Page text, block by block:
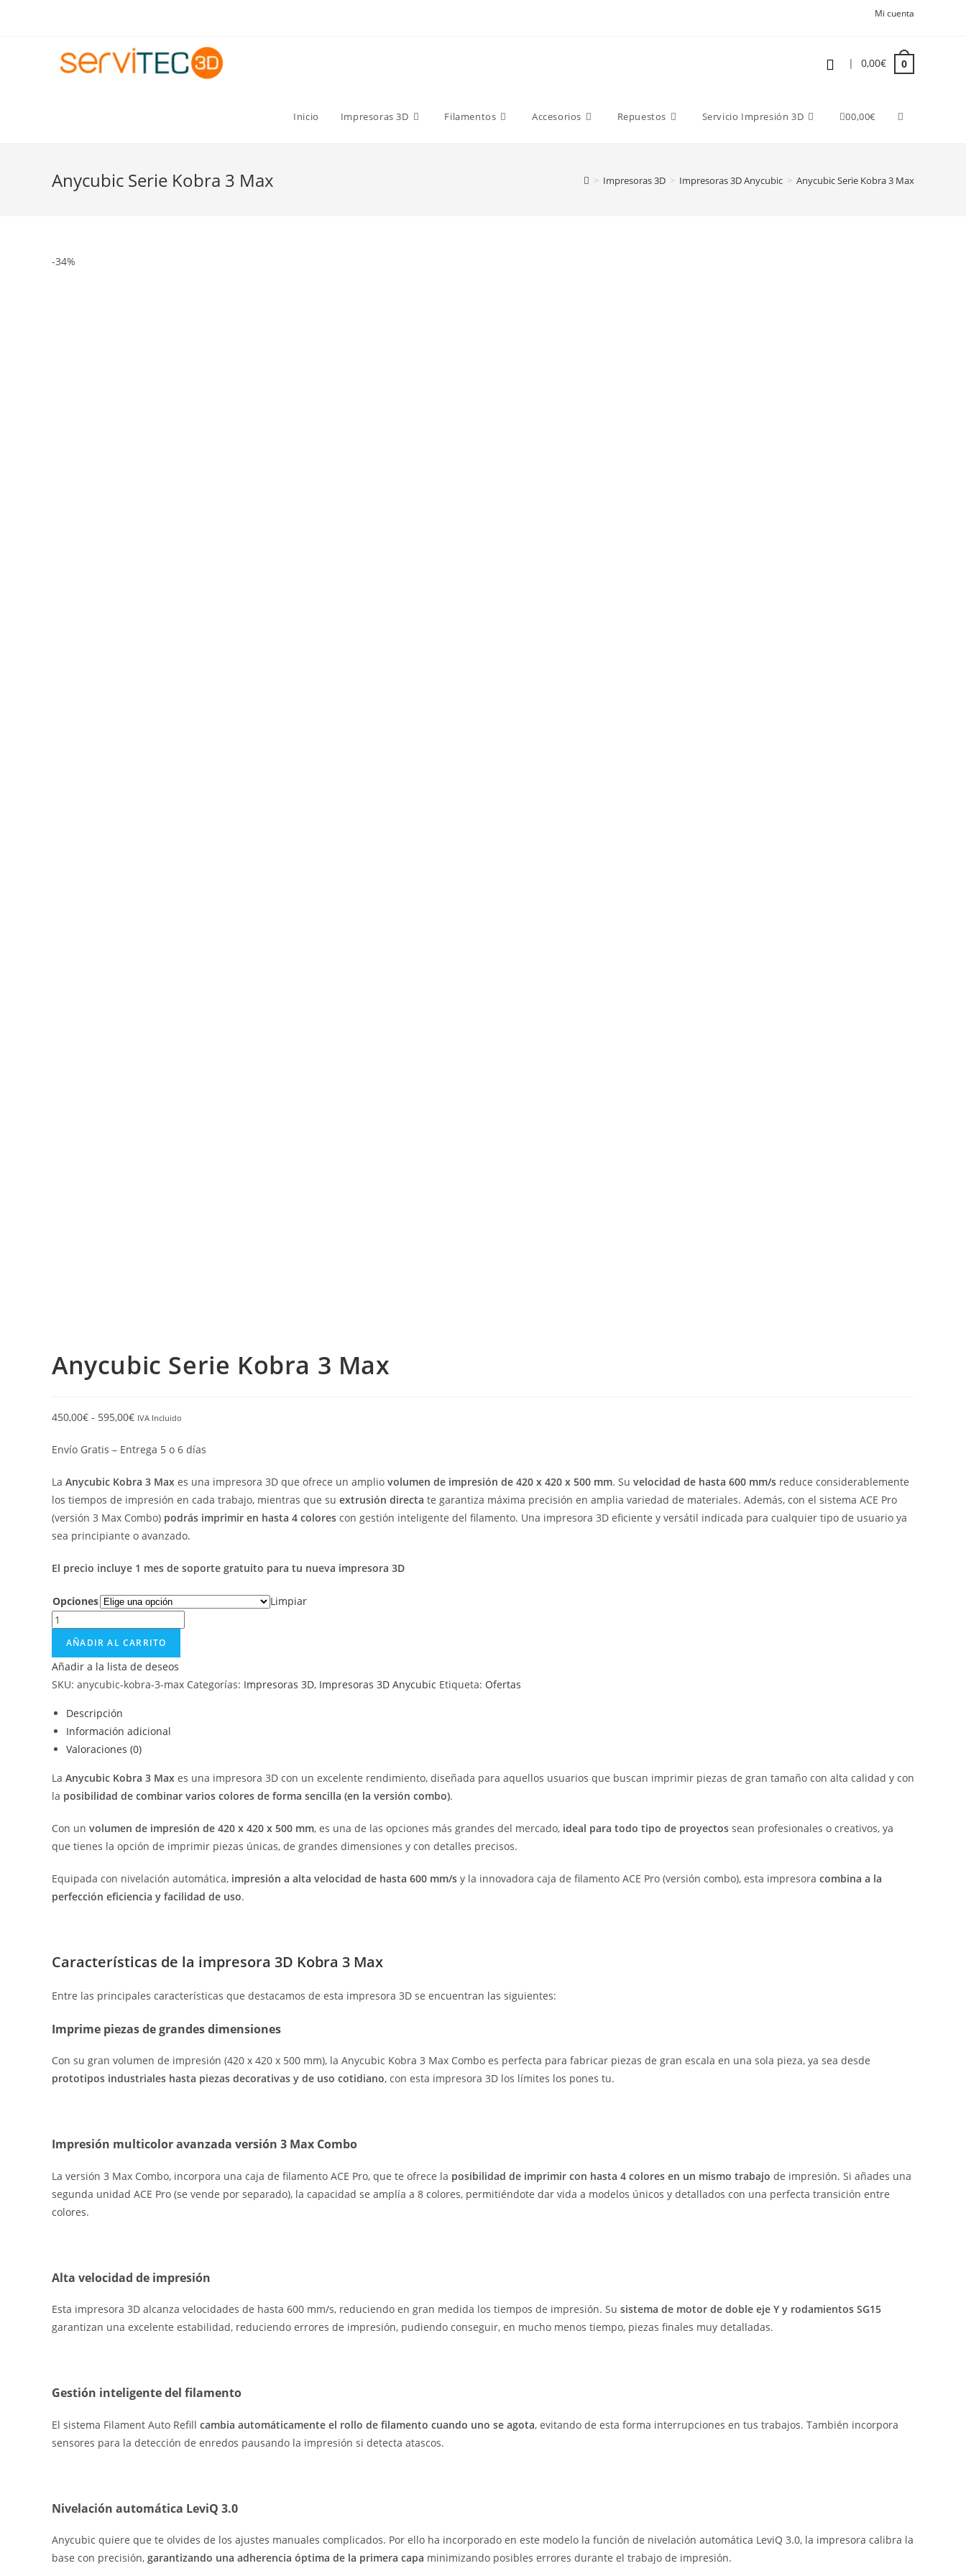
Mi cuenta
| 0,00€ 0
Inicio Impresoras 3D Filamentos Accesorios Repuestos Servicio Impresión 3D 00,00€
Anycubic Serie Kobra 3 Max > Impresoras 3D > Impresoras 3D Anycubic > Anycubic Serie Kobra 3 Max
-34%
Anycubic Serie Kobra 3 Max
450,00€ - 595,00€ IVA Incluido
Envío Gratis – Entrega 5 o 6 días
La Anycubic Kobra 3 Max es una impresora 3D que ofrece un amplio volumen de impresión de 420 x 420 x 500 mm. Su velocidad de hasta 600 mm/s reduce considerablemente
los tiempos de impresión en cada trabajo, mientras que su extrusión directa te garantiza máxima precisión en amplia variedad de materiales. Además, con el sistema ACE Pro
(versión 3 Max Combo) podrás imprimir en hasta 4 colores con gestión inteligente del filamento. Una impresora 3D eficiente y versátil indicada para cualquier tipo de usuario ya
sea principiante o avanzado.
El precio incluye 1 mes de soporte gratuito para tu nueva impresora 3D
Opciones Limpiar
AÑADIR AL CARRITO
Añadir a la lista de deseos
SKU: anycubic-kobra-3-max Categorías: Impresoras 3D, Impresoras 3D Anycubic Etiqueta: Ofertas
Descripción
Información adicional
Valoraciones (0)
La Anycubic Kobra 3 Max es una impresora 3D con un excelente rendimiento, diseñada para aquellos usuarios que buscan imprimir piezas de gran tamaño con alta calidad y con
la posibilidad de combinar varios colores de forma sencilla (en la versión combo).
Con un volumen de impresión de 420 x 420 x 500 mm, es una de las opciones más grandes del mercado, ideal para todo tipo de proyectos sean profesionales o creativos, ya
que tienes la opción de imprimir piezas únicas, de grandes dimensiones y con detalles precisos.
Equipada con nivelación automática, impresión a alta velocidad de hasta 600 mm/s y la innovadora caja de filamento ACE Pro (versión combo), esta impresora combina a la
perfección eficiencia y facilidad de uso.
Características de la impresora 3D Kobra 3 Max
Entre las principales características que destacamos de esta impresora 3D se encuentran las siguientes:
Imprime piezas de grandes dimensiones
Con su gran volumen de impresión (420 x 420 x 500 mm), la Anycubic Kobra 3 Max Combo es perfecta para fabricar piezas de gran escala en una sola pieza, ya sea desde
prototipos industriales hasta piezas decorativas y de uso cotidiano, con esta impresora 3D los límites los pones tu.
Impresión multicolor avanzada versión 3 Max Combo
La versión 3 Max Combo, incorpora una caja de filamento ACE Pro, que te ofrece la posibilidad de imprimir con hasta 4 colores en un mismo trabajo de impresión. Si añades una
segunda unidad ACE Pro (se vende por separado), la capacidad se amplía a 8 colores, permitiéndote dar vida a modelos únicos y detallados con una perfecta transición entre
colores.
Alta velocidad de impresión
Esta impresora 3D alcanza velocidades de hasta 600 mm/s, reduciendo en gran medida los tiempos de impresión. Su sistema de motor de doble eje Y y rodamientos SG15
garantizan una excelente estabilidad, reduciendo errores de impresión, pudiendo conseguir, en mucho menos tiempo, piezas finales muy detalladas.
Gestión inteligente del filamento
El sistema Filament Auto Refill cambia automáticamente el rollo de filamento cuando uno se agota, evitando de esta forma interrupciones en tus trabajos. También incorpora
sensores para la detección de enredos pausando la impresión si detecta atascos.
Nivelación automática LeviQ 3.0
Anycubic quiere que te olvides de los ajustes manuales complicados. Por ello ha incorporado en este modelo la función de nivelación automática LeviQ 3.0, la impresora calibra la
base con precisión, garantizando una adherencia óptima de la primera capa minimizando posibles errores durante el trabajo de impresión.